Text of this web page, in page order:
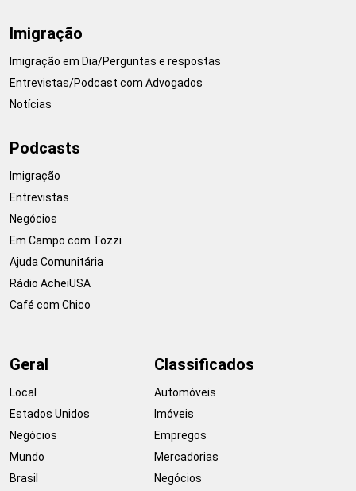
Imigração
Imigração em Dia/Perguntas e respostas
Entrevistas/Podcast com Advogados
Notícias
Podcasts
Imigração
Entrevistas
Negócios
Em Campo com Tozzi
Ajuda Comunitária
Rádio AcheiUSA
Café com Chico
Geral
Local
Estados Unidos
Negócios
Mundo
Brasil
Classificados
Automóveis
Imóveis
Empregos
Mercadorias
Negócios